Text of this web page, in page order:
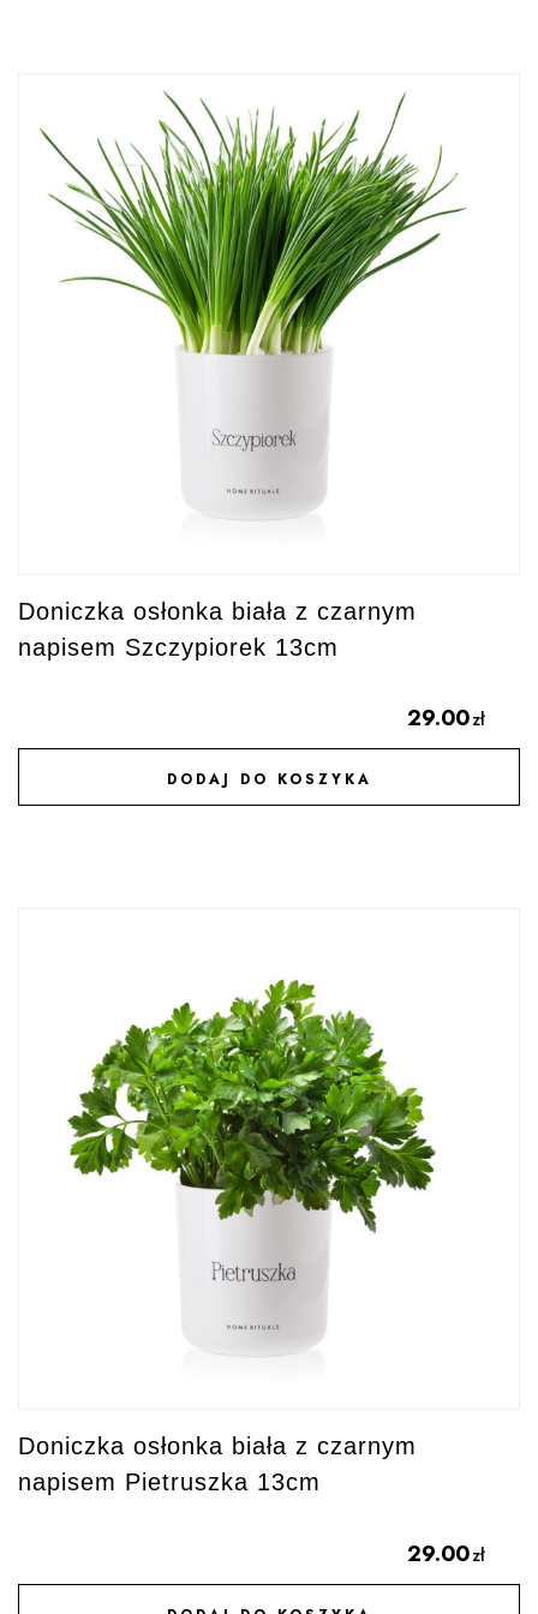
Doniczka osłonka biała z czarnym
napisem Szczypiorek 13cm
29.00zł
DODAJ DO KOSZYKA
DODAJ DO ULUBIONYCH
Doniczka osłonka biała z czarnym
napisem Pietruszka 13cm
29.00zł